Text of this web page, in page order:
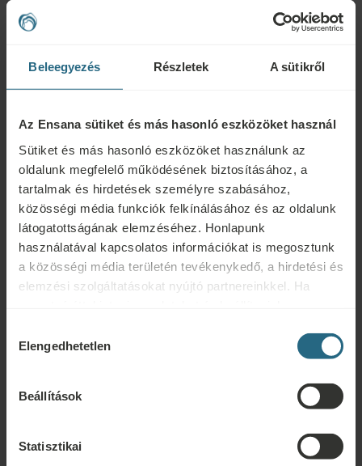
Beleegyezés Részletek A sütikről
Az Ensana sütiket és más hasonló eszközöket használ
Sütiket és más hasonló eszközöket használunk az
oldalunk megfelelő működésének biztosításához, a
tartalmak és hirdetések személyre szabásához,
közösségi média funkciók felkínálásához és az oldalunk
látogatottságának elemzéséhez. Honlapunk
használatával kapcsolatos információkat is megosztunk
a közösségi média területén tevékenykedő, a hirdetési és
elemzési szolgáltatásokat nyújtó partnereinkkel. Ha
eszközöket, kérjük, folytassa a "Részletek" gombra
kattintva.
kiválasztása
Elengedhetetlen
Beállítások
Statisztikai
Kérdések
Ensana szállodáinkkal vagy szolgáltatásainkkal kapcsolatos kérdéseivel
forduljon hozzánk bizalommal. A hűségprogramunkkal kapcsolatos
Foglalja le legjobb ajánlatainkat itt. Ha szeretne csatlakozni
hűségprogramunkhoz további kedvezményekért, előnyökért, vagy